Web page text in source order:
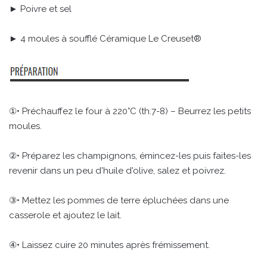
► Poivre et sel
► 4 moules à soufflé Céramique Le Creuset®
①• Préchauffez le four à 220°C (th.7-8) – Beurrez les petits
moules.
②• Préparez les champignons, émincez-les puis faites-les
revenir dans un peu d'huile d'olive, salez et poivrez.
③• Mettez les pommes de terre épluchées dans une
casserole et ajoutez le lait.
④• Laissez cuire 20 minutes après frémissement.